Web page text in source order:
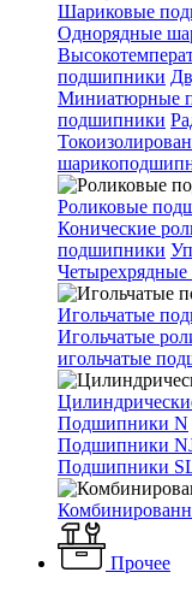
Шариковые
Однорядные
подшипники
Миниатюрные
подшипники
Роликовые
Конические
подшипники
Игольчатые
Игольчатые
игольчатые
Подшипники N
Подшипники
Подшипники
Прочее